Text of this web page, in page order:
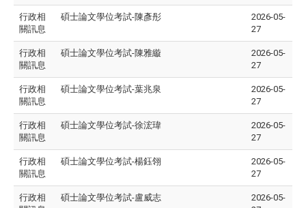
行政相
關訊息
碩士論文學位考試-陳彥彤
2026-05-
27
行政相
關訊息
碩士論文學位考試-陳雅縼
2026-05-
27
行政相
關訊息
碩士論文學位考試-葉兆泉
2026-05-
27
行政相
關訊息
碩士論文學位考試-徐浤瑋
2026-05-
27
行政相
關訊息
碩士論文學位考試-楊鈺翎
2026-05-
27
行政相
碩士論文學位考試-盧威志
2026-05-